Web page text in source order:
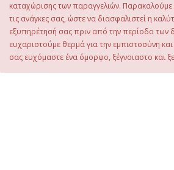
καταχώρισης των παραγγελιών.
τις ανάγκες σας, ώστε να διασφαλιστεί η
εξυπηρέτησή σας πριν από την περίοδο των
ευχαριστούμε θερμά για την εμπιστοσύνη
σας ευχόμαστε ένα όμορφο, ξέγνοιαστο και